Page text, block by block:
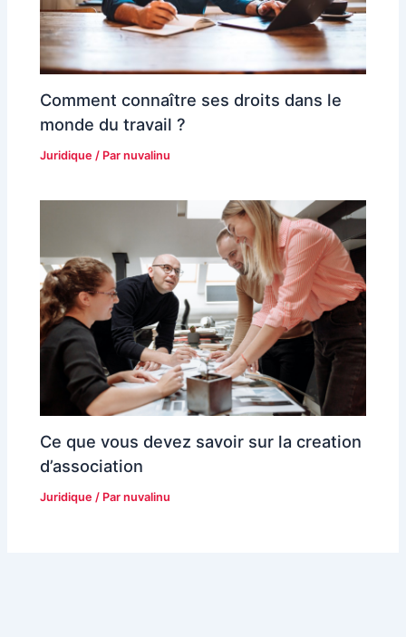
Comment connaître ses droits dans le
monde du travail ?
Juridique / Parnuvalinu
Ce que vous devez savoir sur la creation
d’association
Juridique / Parnuvalinu